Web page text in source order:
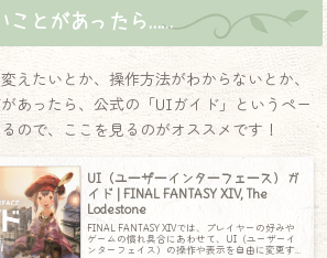
ことがあったら……
えたいとか、操作方法がわからないとか、
あったら、公式の「UIガイド」というペー
ので、ここを見るのがオススメです！
UI（ユーザーインターフェース）ガ
イド | FINAL FANTASY XIV, The
Lodestone
FINAL FANTASY XIVでは、プレイヤーの好みや
ゲームの慣れ具合にあわせて、UI（ユーザーイ
ンターフェイス）の操作や表示を自由に変更す